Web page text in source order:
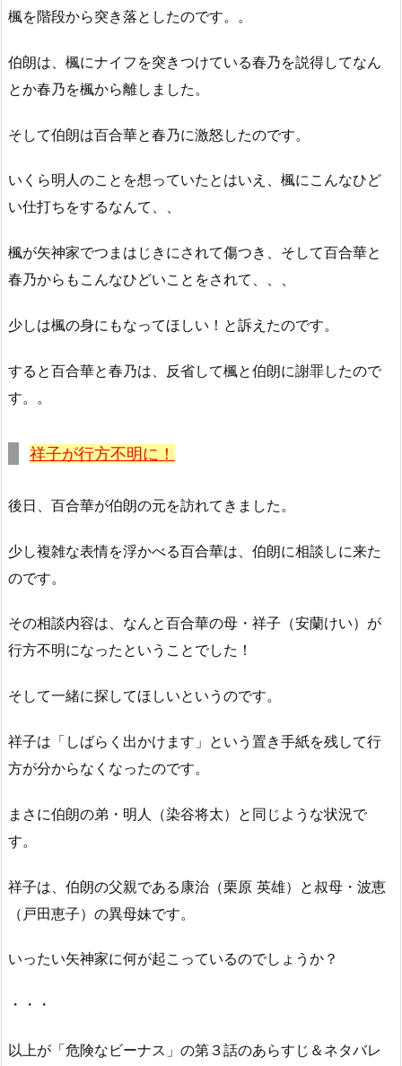
楓を階段から突き落としたのです。。
伯朗は、楓にナイフを突きつけている春乃を説得してなん
とか春乃を楓から離しました。
そして伯朗は百合華と春乃に激怒したのです。
いくら明人のことを想っていたとはいえ、楓にこんなひど
い仕打ちをするなんて、、
楓が矢神家でつまはじきにされて傷つき、そして百合華と
春乃からもこんなひどいことをされて、、、
少しは楓の身にもなってほしい！と訴えたのです。
すると百合華と春乃は、反省して楓と伯朗に謝罪したので
す。。
祥子が行方不明に！
後日、百合華が伯朗の元を訪れてきました。
少し複雑な表情を浮かべる百合華は、伯朗に相談しに来た
のです。
その相談内容は、なんと百合華の母・祥子（安蘭けい）が
行方不明になったということでした！
そして一緒に探してほしいというのです。
祥子は「しばらく出かけます」という置き手紙を残して行
方が分からなくなったのです。
まさに伯朗の弟・明人（染谷将太）と同じような状況で
す。
祥子は、伯朗の父親である康治（栗原 英雄）と叔母・波恵
（戸田恵子）の異母妹です。
いったい矢神家に何が起こっているのでしょうか？
・・・
以上が「危険なビーナス」の第３話のあらすじ＆ネタバレ